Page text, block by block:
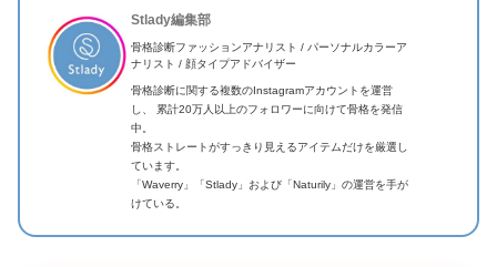
Stlady編集部
骨格診断ファッションアナリスト / パーソナルカラーア
ナリスト / 顔タイプアドバイザー
骨格診断に関する複数のInstagramアカウントを運営
し、 累計20万人以上のフォロワーに向けて骨格を発信
中。
骨格ストレートがすっきり見えるアイテムだけを厳選し
ています。
「Waverry」「Stlady」および「Naturily」の運営を手が
けている。